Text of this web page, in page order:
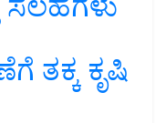
ತಕ್ಕ ಕೃಷಿ